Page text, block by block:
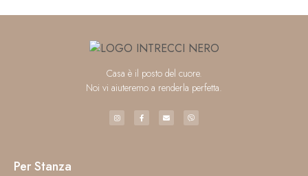
Casa è il posto del cuore.
Noi vi aiuteremo a renderla perfetta.
Per Stanza